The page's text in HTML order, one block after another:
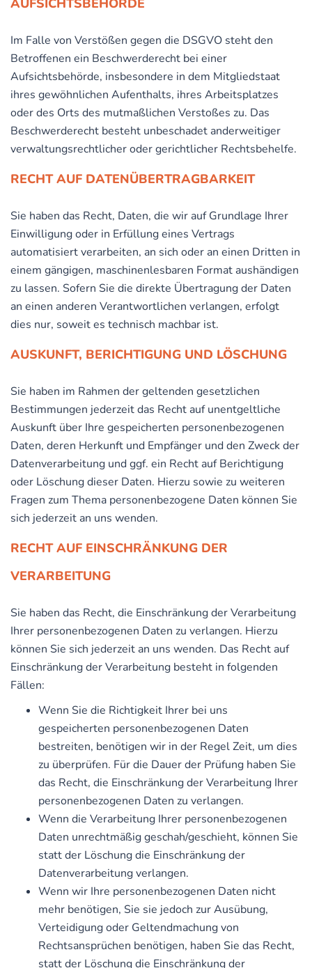
AUFSICHTS­BEHÖRDE
Im Falle von Verstößen gegen die DSGVO steht den
Betroffenen ein Beschwerderecht bei einer
Aufsichtsbehörde, insbesondere in dem Mitgliedstaat
ihres gewöhnlichen Aufenthalts, ihres Arbeitsplatzes
oder des Orts des mutmaßlichen Verstoßes zu. Das
Beschwerderecht besteht unbeschadet anderweitiger
verwaltungsrechtlicher oder gerichtlicher Rechtsbehelfe.
RECHT AUF DATEN­ÜBERTRAG­BARKEIT
Sie haben das Recht, Daten, die wir auf Grundlage Ihrer
Einwilligung oder in Erfüllung eines Vertrags
automatisiert verarbeiten, an sich oder an einen Dritten in
einem gängigen, maschinenlesbaren Format aushändigen
zu lassen. Sofern Sie die direkte Übertragung der Daten
an einen anderen Verantwortlichen verlangen, erfolgt
dies nur, soweit es technisch machbar ist.
AUSKUNFT, BERICHTIGUNG UND LÖSCHUNG
Sie haben im Rahmen der geltenden gesetzlichen
Bestimmungen jederzeit das Recht auf unentgeltliche
Auskunft über Ihre gespeicherten personenbezogenen
Daten, deren Herkunft und Empfänger und den Zweck der
Datenverarbeitung und ggf. ein Recht auf Berichtigung
oder Löschung dieser Daten. Hierzu sowie zu weiteren
Fragen zum Thema personenbezogene Daten können Sie
sich jederzeit an uns wenden.
RECHT AUF EINSCHRÄNKUNG DER
VERARBEITUNG
Sie haben das Recht, die Einschränkung der Verarbeitung
Ihrer personenbezogenen Daten zu verlangen. Hierzu
können Sie sich jederzeit an uns wenden. Das Recht auf
Einschränkung der Verarbeitung besteht in folgenden
Fällen:
Wenn Sie die Richtigkeit Ihrer bei uns
gespeicherten personenbezogenen Daten
bestreiten, benötigen wir in der Regel Zeit, um dies
zu überprüfen. Für die Dauer der Prüfung haben Sie
das Recht, die Einschränkung der Verarbeitung Ihrer
personenbezogenen Daten zu verlangen.
Wenn die Verarbeitung Ihrer personenbezogenen
Daten unrechtmäßig geschah/geschieht, können Sie
statt der Löschung die Einschränkung der
Datenverarbeitung verlangen.
Wenn wir Ihre personenbezogenen Daten nicht
mehr benötigen, Sie sie jedoch zur Ausübung,
Verteidigung oder Geltendmachung von
Rechtsansprüchen benötigen, haben Sie das Recht,
statt der Löschung die Einschränkung der